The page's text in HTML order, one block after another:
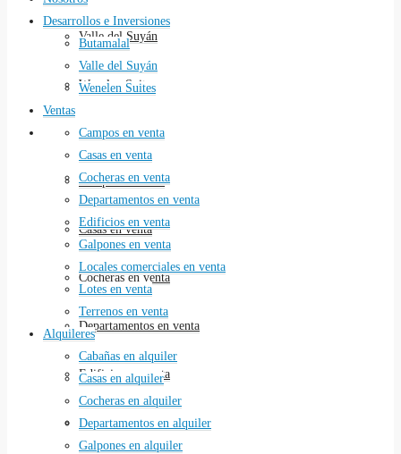
Valle del Suyán
Wenelen Suites
Ventas
Campos en venta
Casas en venta
Cocheras en venta
Departamentos en venta
Edificios en venta
Galpones en venta
Desarrollos e Inversiones
Butamalal
Valle del Suyán
Wenelen Suites
Ventas
Campos en venta
Casas en venta
Cocheras en venta
Departamentos en venta
Edificios en venta
Galpones en venta
Locales comerciales en venta
Lotes en venta
Terrenos en venta
Alquileres
Cabañas en alquiler
Casas en alquiler
Cocheras en alquiler
Departamentos en alquiler
Galpones en alquiler